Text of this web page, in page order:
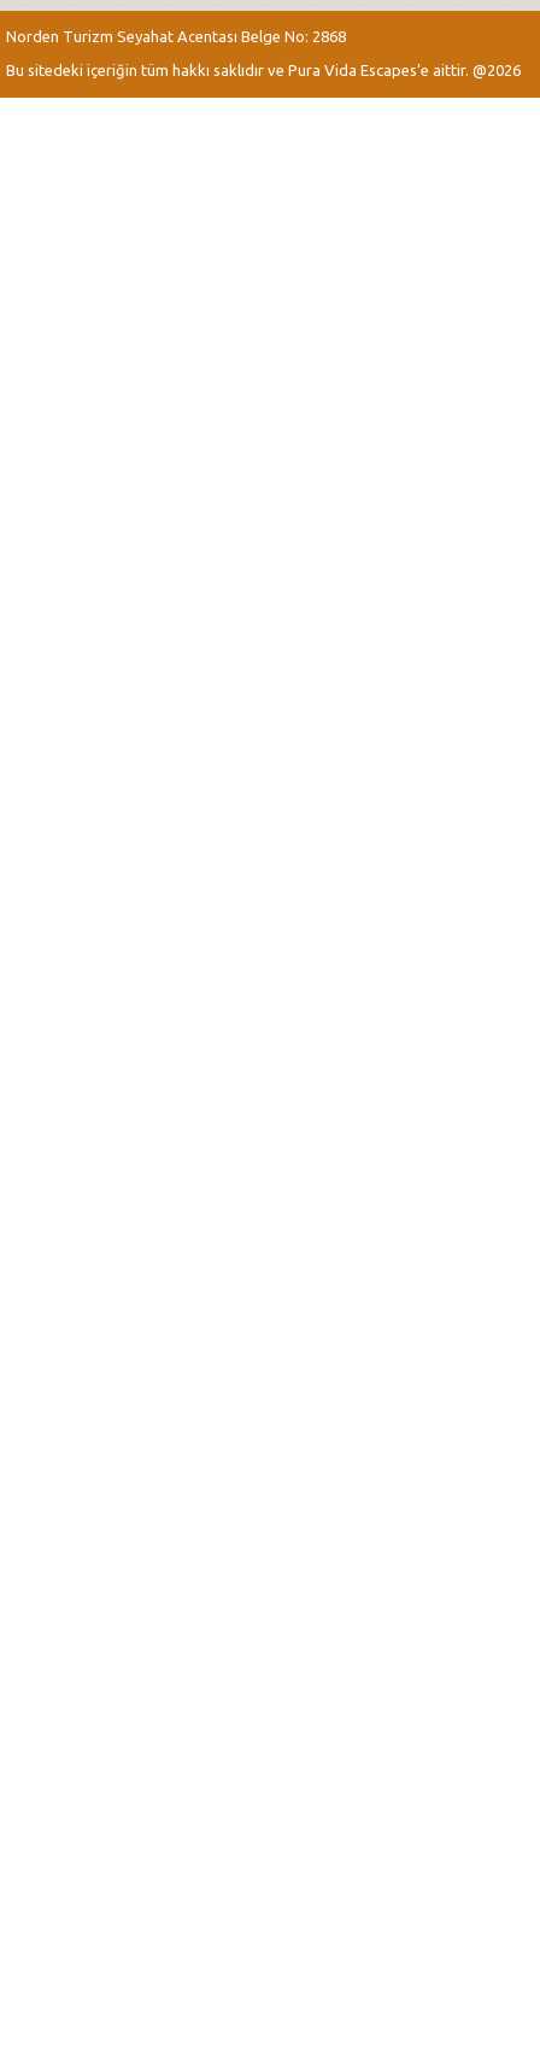
Norden Turizm Seyahat Acentası Belge No: 2868
Bu sitedeki içeriğin tüm hakkı saklıdır ve Pura Vida Escapes’e aittir. @2026